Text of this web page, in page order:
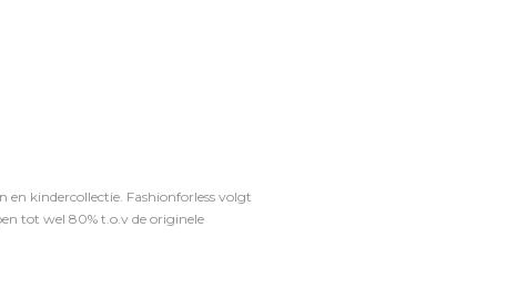
en kindercollectie. Fashionforless volgt
tot wel 80% t.o.v de originele